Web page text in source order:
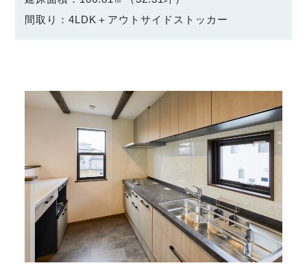
間取り：4LDK＋アウトサイドストッカー